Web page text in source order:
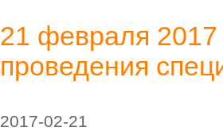
21 февраля 2017
проведения
2017-02-21